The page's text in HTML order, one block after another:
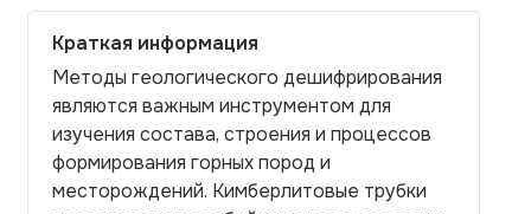
Краткая информация
Методы геологического дешифрирования
являются важным инструментом для
изучения состава, строения и процессов
формирования горных пород и
месторождений. Кимберлитовые трубки